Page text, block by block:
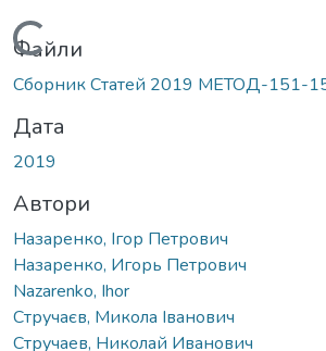
Вантажиться...
Файли
Сборник Статей 2019 МЕТОД-151-
Дата
2019
Автори
Назаренко, Ігор Петрович
Назаренко, Игорь Петрович
Nazarenko, Ihor
Стручаєв, Микола Іванович
Стручаев, Николай Иванович